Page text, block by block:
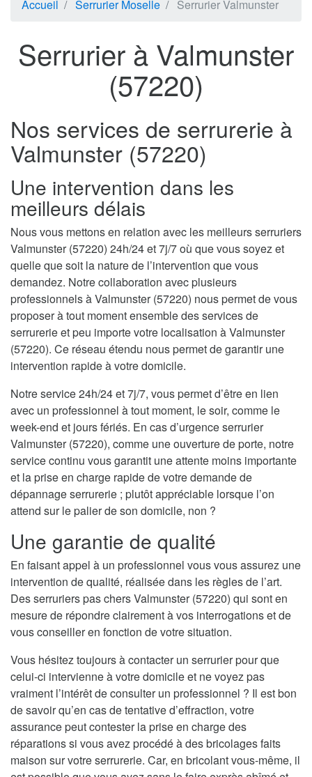
Accueil Serrurier Moselle Serrurier Valmunster
Serrurier à Valmunster
(57220)
Nos services de serrurerie à
Valmunster (57220)
Une intervention dans les
meilleurs délais
Nous vous mettons en relation avec les meilleurs serruriers
Valmunster (57220) 24h/24 et 7j/7 où que vous soyez et
quelle que soit la nature de l’intervention que vous
demandez. Notre collaboration avec plusieurs
professionnels à Valmunster (57220) nous permet de vous
proposer à tout moment ensemble des services de
serrurerie et peu importe votre localisation à Valmunster
(57220). Ce réseau étendu nous permet de garantir une
intervention rapide à votre domicile.
Notre service 24h/24 et 7j/7, vous permet d’être en lien
avec un professionnel à tout moment, le soir, comme le
week-end et jours fériés. En cas d’urgence serrurier
Valmunster (57220), comme une ouverture de porte, notre
service continu vous garantit une attente moins importante
et la prise en charge rapide de votre demande de
dépannage serrurerie ; plutôt appréciable lorsque l’on
attend sur le palier de son domicile, non ?
Une garantie de qualité
En faisant appel à un professionnel vous vous assurez une
intervention de qualité, réalisée dans les règles de l’art.
Des serruriers pas chers Valmunster (57220) qui sont en
mesure de répondre clairement à vos interrogations et de
vous conseiller en fonction de votre situation.
Vous hésitez toujours à contacter un serrurier pour que
celui-ci intervienne à votre domicile et ne voyez pas
vraiment l’intérêt de consulter un professionnel ? Il est bon
de savoir qu’en cas de tentative d’effraction, votre
assurance peut contester la prise en charge des
réparations si vous avez procédé à des bricolages faits
maison sur votre serrurerie. Car, en bricolant vous-même, il